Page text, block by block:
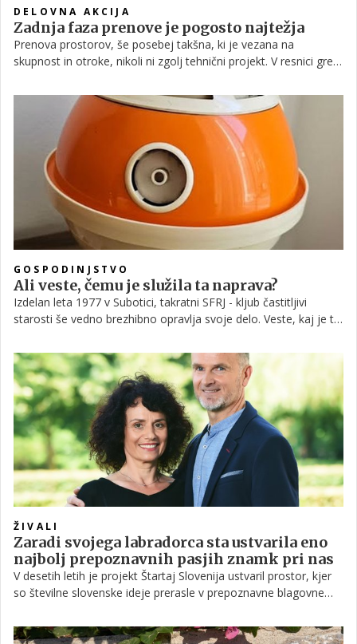
DELOVNA AKCIJA
Zadnja faza prenove je pogosto najtežja
Prenova prostorov, še posebej takšna, ki je vezana na
skupnost in otroke, nikoli ni zgolj tehnični projekt. V resnici gre
potrpežljivost. V zgodbi prenove prostorov Društva Križemrok,
ki smo jo spremljali v oddaji Delovna akcija, se vse to pokaže v
zelo jasni obliki.
GOSPODINJSTVO
Ali veste, čemu je služila ta naprava?
Izdelan leta 1977 v Subotici, takratni SFRJ - kljub častitljivi
starosti še vedno brezhibno opravlja svoje delo. Veste, kaj je ta
ŽIVALI
Zaradi svojega labradorca sta ustvarila eno
najbolj prepoznavnih pasjih znamk pri nas
V desetih letih je projekt Štartaj Slovenija ustvaril prostor, kjer
so številne slovenske ideje prerasle v prepoznavne blagovne
zgodbe znamk, ki so z vztrajnostjo, zaupanjem kupcev in jasno